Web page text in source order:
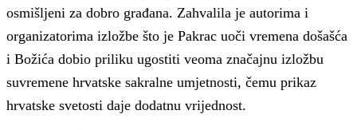
osmišljeni za dobro građana. Zahvalila je autorima i
organizatorima izložbe što je Pakrac uoči vremena došašća
i Božića dobio priliku ugostiti veoma značajnu izložbu
suvremene hrvatske sakralne umjetnosti, čemu prikaz
hrvatske svetosti daje dodatnu vrijednost.